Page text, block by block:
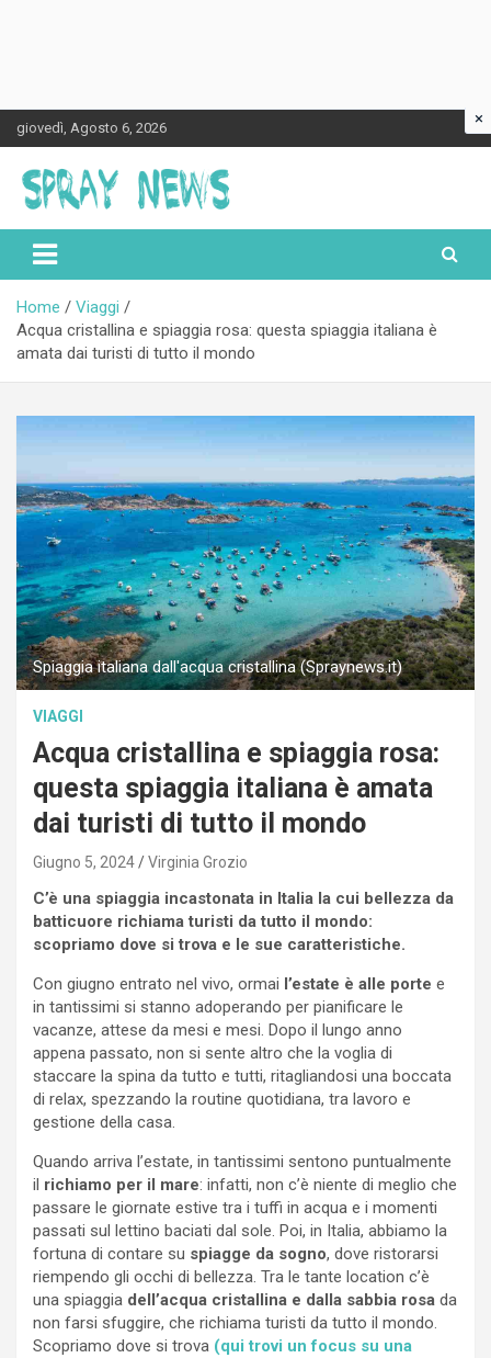
Skip
to
content
giovedì, Agosto 6, 2026
Spraynews.it
Home
Viaggi
Acqua cristallina e spiaggia rosa: questa spiaggia italiana è
amata dai turisti di tutto il mondo
Spiaggia italiana dall'acqua cristallina (Spraynews.it)
VIAGGI
Acqua cristallina e spiaggia rosa:
questa spiaggia italiana è amata
dai turisti di tutto il mondo
Giugno 5, 2024 Virginia Grozio
C’è una spiaggia incastonata in Italia la cui bellezza da
batticuore richiama turisti da tutto il mondo:
scopriamo dove si trova e le sue caratteristiche.
Con giugno entrato nel vivo, ormai l’estate è alle porte e
in tantissimi si stanno adoperando per pianificare le
vacanze, attese da mesi e mesi. Dopo il lungo anno
appena passato, non si sente altro che la voglia di
staccare la spina da tutto e tutti, ritagliandosi una boccata
di relax, spezzando la routine quotidiana, tra lavoro e
gestione della casa.
Quando arriva l’estate, in tantissimi sentono puntualmente
il richiamo per il mare: infatti, non c’è niente di meglio che
passare le giornate estive tra i tuffi in acqua e i momenti
passati sul lettino baciati dal sole. Poi, in Italia, abbiamo la
fortuna di contare su spiagge da sogno, dove ristorarsi
riempendo gli occhi di bellezza. Tra le tante location c’è
una spiaggia dell’acqua cristallina e dalla sabbia rosa da
non farsi sfuggire, che richiama turisti da tutto il mondo.
Scopriamo dove si trova (qui trovi un focus su una
×